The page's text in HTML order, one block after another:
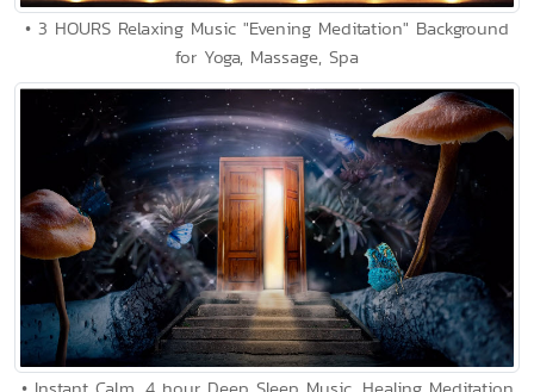
• 3 HOURS Relaxing Music "Evening Meditation" Background
for Yoga, Massage, Spa